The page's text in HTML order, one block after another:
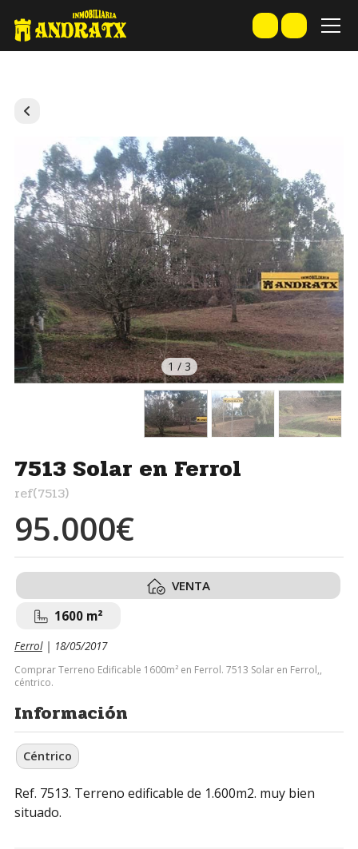
1 / 3
7513 Solar en Ferrol
ref(7513)
95.000€
VENTA
1600 m²
Ferrol| 18/05/2017
Comprar Terreno Edificable 1600m² en Ferrol. 7513 Solar en Ferrol,,
céntrico.
Información
Céntrico
Ref. 7513. Terreno edificable de 1.600m2. muy bien
situado.